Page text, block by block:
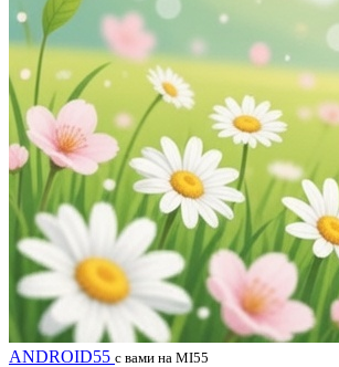
ANDROID55 с вами на MI55